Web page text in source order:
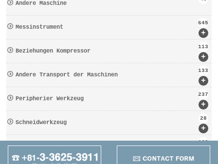
Andere Maschine
+
Messinstrument
645
+
Beziehungen Kompressor
113
+
Andere Transport der Maschinen
133
+
Peripherier Werkzeug
237
+
Schneidwerkzeug
28
Werkzeugbezogen
162